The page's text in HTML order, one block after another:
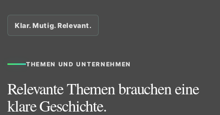
Klar. Mutig. Relevant.
THEMEN UND UNTERNEHMEN
Relevante Themen brauchen eine
klare Geschichte.